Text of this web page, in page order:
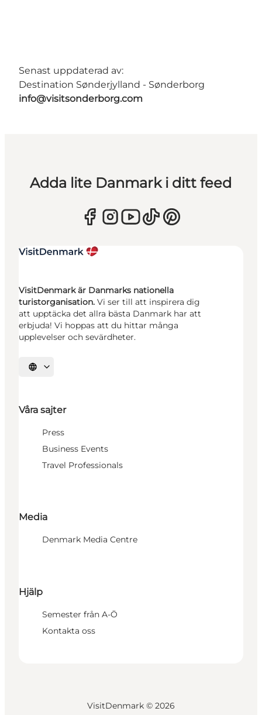
Senast uppdaterad av:
Destination Sønderjylland - Sønderborg
info@visitsonderborg.com
Adda lite Danmark i ditt feed
VisitDenmark är Danmarks nationella
turistorganisation. Vi ser till att inspirera dig
att upptäcka det allra bästa Danmark har att
erbjuda! Vi hoppas att du hittar många
upplevelser och sevärdheter.
Välj språk
Våra sajter
Press
Business Events
Travel Professionals
Media
Denmark Media Centre
Hjälp
Semester från A-Ö
Kontakta oss
VisitDenmark © 2026